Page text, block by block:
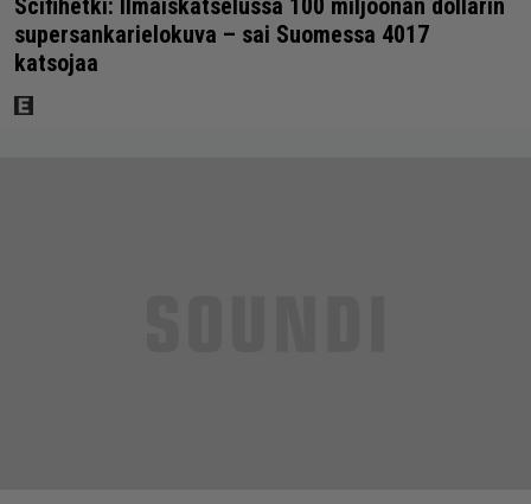
Scifihetki: Ilmaiskatselussa 100 miljoonan dollarin
supersankarielokuva – sai Suomessa 4017
katsojaa